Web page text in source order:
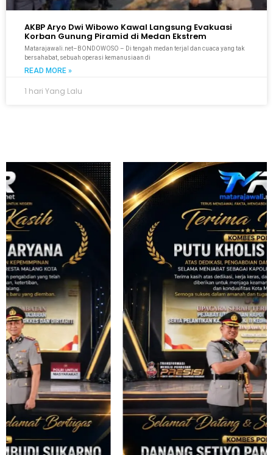
AKBP Aryo Dwi Wibowo Kawal Langsung Evakuasi
Korban Gunung Piramid di Medan Ekstrem
Matarajawali.net–BONDOWOSO – Di tengah medan terjal dan cuaca yang tak
bersahabat, sebuah operasi kemanusiaan di
READ MORE »
1 hari Yang Lalu